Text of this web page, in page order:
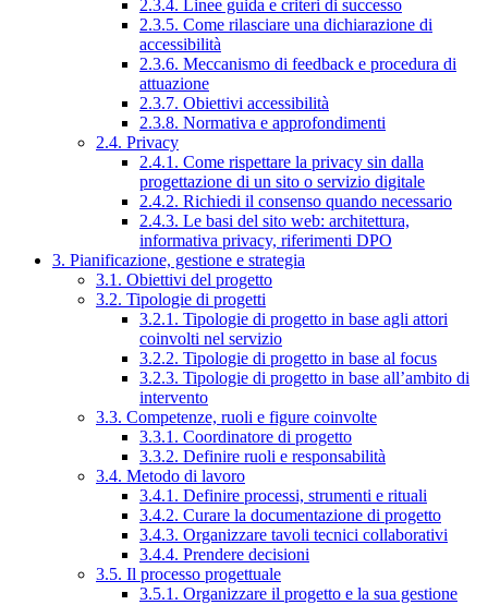
2.3.4. Linee guida e criteri di successo
2.3.5. Come rilasciare una dichiarazione di
accessibilità
2.3.6. Meccanismo di feedback e procedura di
attuazione
2.3.7. Obiettivi accessibilità
2.3.8. Normativa e approfondimenti
2.4. Privacy
2.4.1. Come rispettare la privacy sin dalla
progettazione di un sito o servizio digitale
2.4.2. Richiedi il consenso quando necessario
2.4.3. Le basi del sito web: architettura,
informativa privacy, riferimenti DPO
3. Pianificazione, gestione e strategia
3.1. Obiettivi del progetto
3.2. Tipologie di progetti
3.2.1. Tipologie di progetto in base agli attori
coinvolti nel servizio
3.2.2. Tipologie di progetto in base al focus
3.2.3. Tipologie di progetto in base all’ambito di
intervento
3.3. Competenze, ruoli e figure coinvolte
3.3.1. Coordinatore di progetto
3.3.2. Definire ruoli e responsabilità
3.4. Metodo di lavoro
3.4.1. Definire processi, strumenti e rituali
3.4.2. Curare la documentazione di progetto
3.4.3. Organizzare tavoli tecnici collaborativi
3.4.4. Prendere decisioni
3.5. Il processo progettuale
3.5.1. Organizzare il progetto e la sua gestione